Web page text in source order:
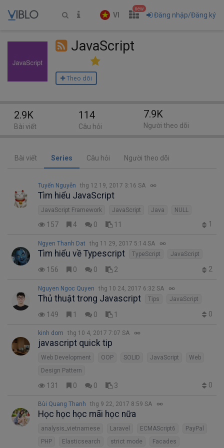
VI
new
Đăng nhập/Đăng ký
JavaScript
Theo dõi
Bài viết Series Câu hỏi Người theo dõi
Tuyến Nguyễn thg 12 19, 2017 3:16 SA
Tìm hiểu JavaScript
JavaScript Framework JavaScript Java NULL
157 4 0 11 1
Ngyen Thanh Dat thg 11 29, 2017 5:14 SA
Tìm hiểu về Typescript TypeScript JavaScript
156 0 0 2 2
Nguyen Ngoc Quyen thg 10 24, 2017 6:32 SA
Thủ thuật trong Javascript Tips JavaScript
149 1 0 1 0
kinh dom thg 10 4, 2017 7:07 SA
javascript quick tip
Web Development OOP SOLID JavaScript
Web
Design Pattern
131 0 0 3 0
Bùi Quang Thanh thg 9 22, 2017 8:59 SA
Học học học mãi học nữa
analysis_vietnamese Laravel ECMAScript6
PayPal
PHP
Elasticsearch strict mode
Facades
2.9K
Bài viết
114
Câu hỏi
7.9K
Người theo dõi